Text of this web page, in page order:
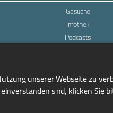
Gesuche
Infothek
Podcasts
unserer Webseite zu
sind, klicken Sie